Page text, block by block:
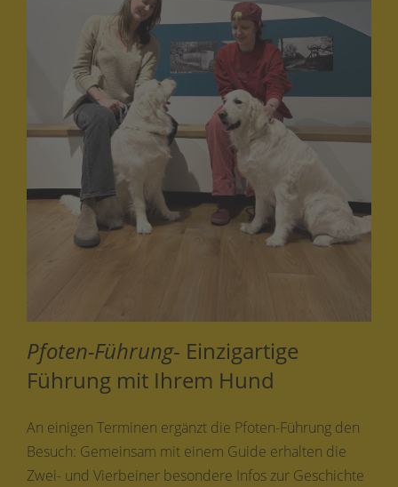
Pfoten-Führung- Einzigartige
Führung mit Ihrem Hund
An einigen Terminen ergänzt die Pfoten-Führung den
Besuch: Gemeinsam mit einem Guide erhalten die
Zwei- und Vierbeiner besondere Infos zur Geschichte